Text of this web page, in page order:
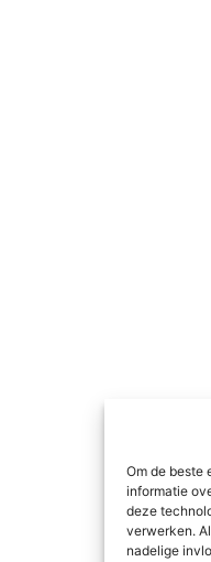
Om de beste
informatie
deze
verwerken.
nadelige